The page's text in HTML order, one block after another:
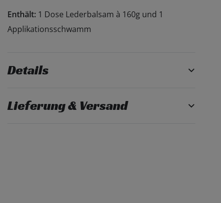
Enthält:1 Dose Lederbalsam à 160g und 1
Applikationsschwamm
Details
Lieferung & Versand